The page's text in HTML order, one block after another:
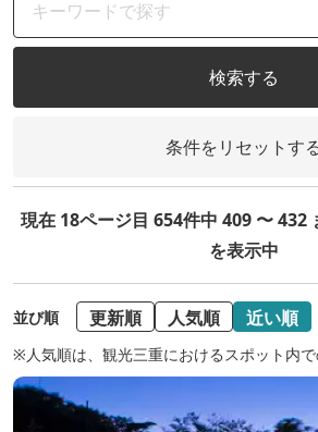
検索する
条件をリセットす
現在 18ページ目 654件中 409 〜 432
を表示中
並び順 更新順 人気順 近い順
※人気順は、観光三重におけるスポット内